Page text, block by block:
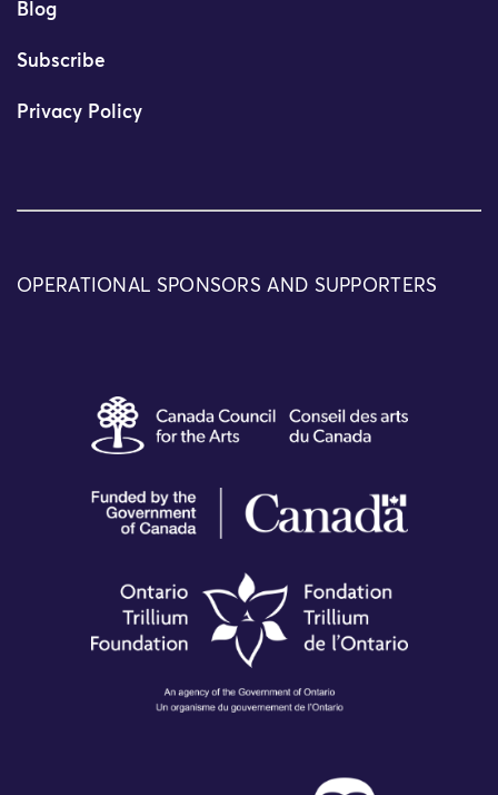
Blog
Subscribe
Privacy Policy
OPERATIONAL SPONSORS AND SUPPORTERS